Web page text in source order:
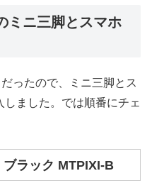
ミニ三脚とスマホ
ったので、ミニ三脚とス
ました。では順番にチェ
ラック MTPIXI-B